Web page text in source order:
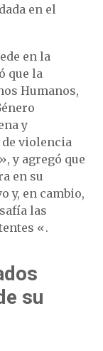
en el
en la
que la
Humanos,
y
violencia
y agregó que
en su
y, en cambio,
las
«.
su